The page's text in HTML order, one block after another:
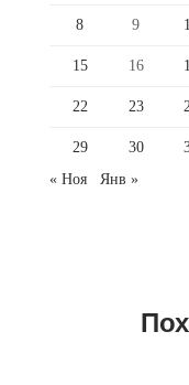
8 9
15 16
22 23
29 30
« Ноя
Янв »